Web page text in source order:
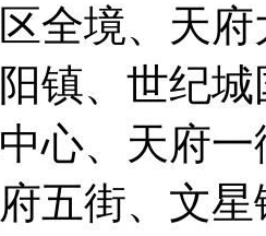
全境、天
镇、世纪
心、天府
五街、文